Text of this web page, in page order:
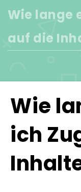
Wie lange
auf die
Wie
ich